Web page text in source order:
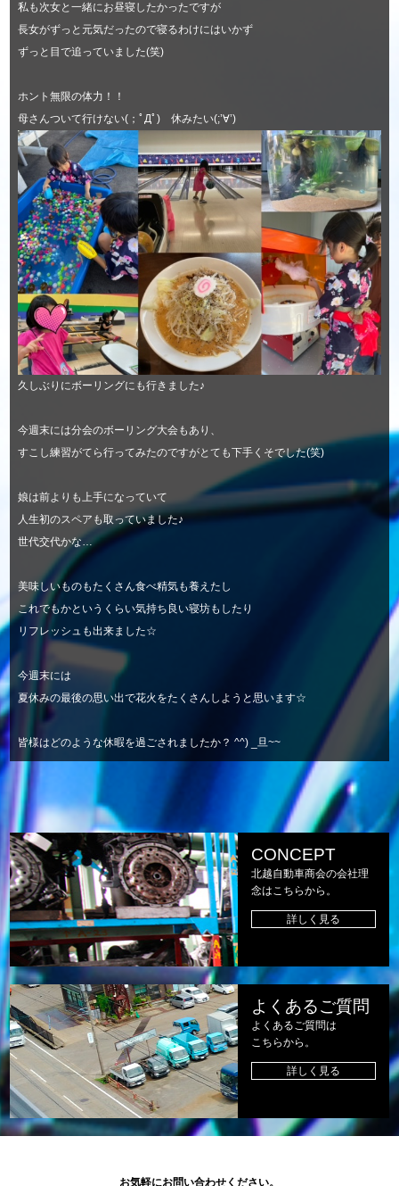
私も次女と一緒にお昼寝したかったですが
長女がずっと元気だったので寝るわけにはいかず
ずっと目で追っていました(笑)
ホント無限の体力！！
母さんついて行けない(；ﾟДﾟ) 休みたい(;’∀’)
久しぶりにボーリングにも行きました♪
今週末には分会のボーリング大会もあり、
すこし練習がてら行ってみたのですがとても下手くそでした(笑)
娘は前よりも上手になっていて
人生初のスペアも取っていました♪
世代交代かな…
美味しいものもたくさん食べ精気も養えたし
これでもかというくらい気持ち良い寝坊もしたり
リフレッシュも出来ました☆
今週末には
夏休みの最後の思い出で花火をたくさんしようと思います☆
皆様はどのような休暇を過ごされましたか？ ^^) _旦~~
CONCEPT
北越自動車商会の会社理
念はこちらから。
詳しく見る
よくあるご質問
よくあるご質問は
こちらから。
詳しく見る
お気軽にお問い合わせください。